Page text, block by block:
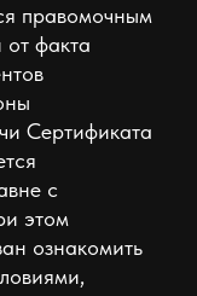
правомочным
от факта
Сертификата
с
этом
ознакомить